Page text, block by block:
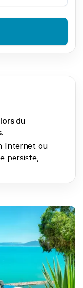
du
Internet ou
persiste,